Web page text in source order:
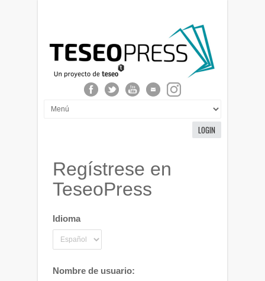
LOGIN
Regístrese en
TeseoPress
Idioma
Nombre de usuario: